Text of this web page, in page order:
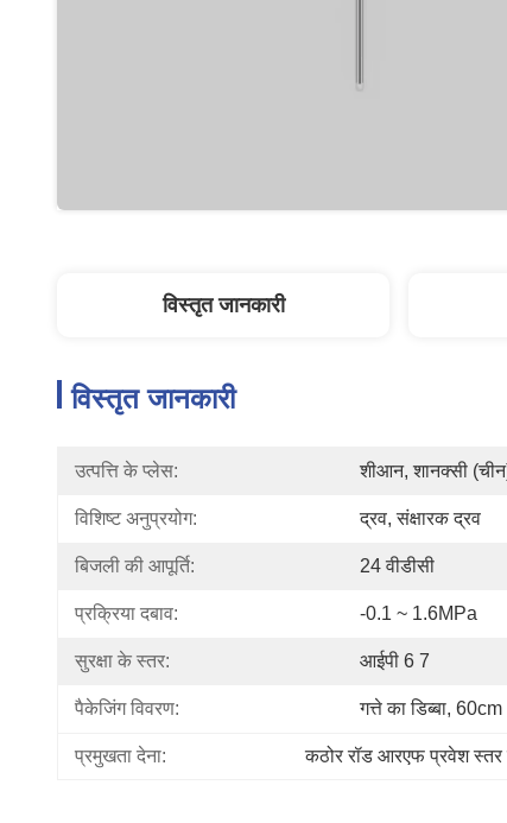
विस्तृत जानकारी
विस्तृत जानकारी
उत्पत्ति के प्लेस: शीआन, शानक्सी
विशिष्ट अनुप्रयोग: द्रव, संक्षारक द्रव
बिजली की आपूर्ति: 24 वीडीसी
प्रक्रिया दबाव: -0.1 ~ 1.6MPa
सुरक्षा के स्तर: आईपी ​​6 7
पैकेजिंग विवरण: गत्ते का डिब्बा,
प्रमुखता देना: कठोर रॉड आरएफ प्रवेश स्तर